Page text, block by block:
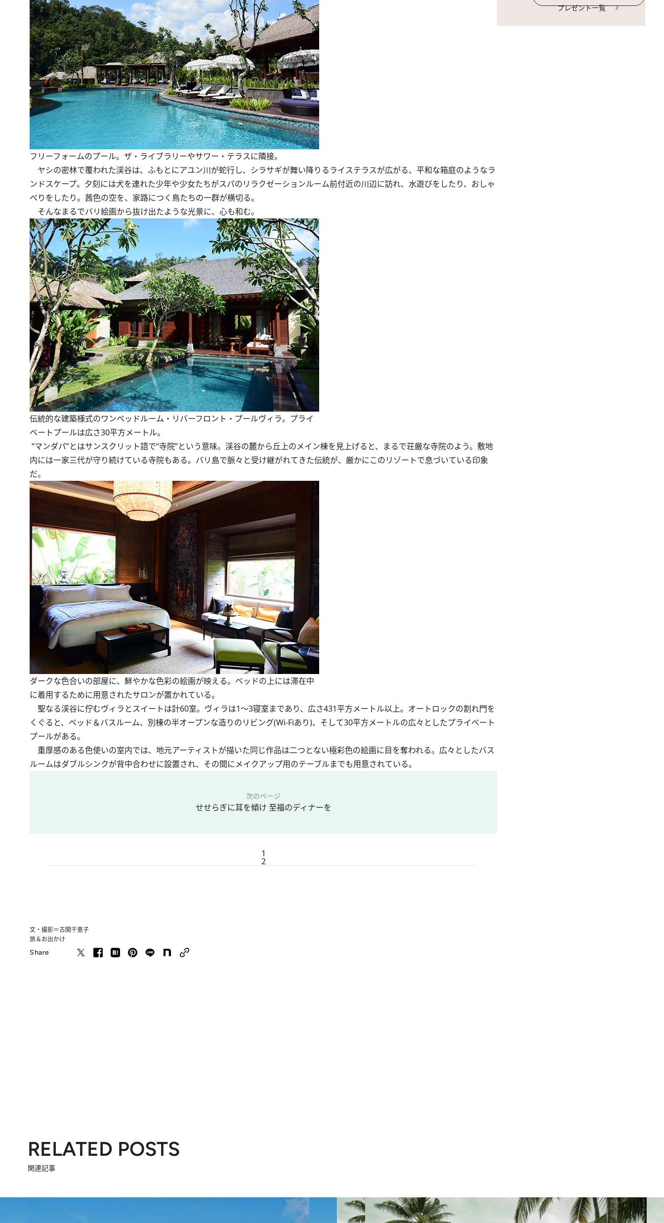
フリーフォームのプール。ザ・ライブラリーやサワー・テラスに隣接。
ヤシの密林で覆われた渓谷は、ふもとにアユン川が蛇行し、シラサギが舞い降りるライステラスが広がる、平和な箱庭のようなラ
ンドスケープ。夕刻には犬を連れた少年や少女たちがスパのリラクゼーションルーム前付近の川辺に訪れ、水遊びをしたり、おしゃ
べりをしたり。茜色の空を、家路につく鳥たちの一群が横切る。
そんなまるでバリ絵画から抜け出たような光景に、心も和む。
伝統的な建築様式のワンベッドルーム・リバーフロント・プールヴィラ。プライ
ベートプールは広さ30平方メートル。
“マンダパ”とはサンスクリット語で“寺院”という意味。渓谷の麓から丘上のメイン棟を見上げると、まるで荘厳な寺院のよう。敷地
内には一家三代が守り続けている寺院もある。バリ島で脈々と受け継がれてきた伝統が、厳かにこのリゾートで息づいている印象
だ。
ダークな色合いの部屋に、鮮やかな色彩の絵画が映える。ベッドの上には滞在中
に着用するために用意されたサロンが置かれている。
聖なる渓谷に佇むヴィラとスイートは計60室。ヴィラは1～3寝室まであり、広さ431平方メートル以上。オートロックの割れ門を
くぐると、ベッド＆バスルーム、別棟の半オープンな造りのリビング(Wi-Fiあり)、そして30平方メートルの広々としたプライベート
プールがある。
重厚感のある色使いの室内では、地元アーティストが描いた同じ作品は二つとない極彩色の絵画に目を奪われる。広々としたバス
ルームはダブルシンクが背中合わせに設置され、その間にメイクアップ用のテーブルまでも用意されている。
次のページ
せせらぎに耳を傾け 至福のディナーを
1
2
文・撮影＝古関千恵子
旅＆お出かけ
Share
プレゼント一覧
RELATED POSTS
関連記事